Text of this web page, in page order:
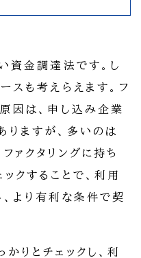
資金調達法です。し
スも考えらえます。フ
因は、申し込み企業
りますが、多いのは
ァクタリングに持ち
クすることで、利用
より有利な条件で契
りとチェックし、利